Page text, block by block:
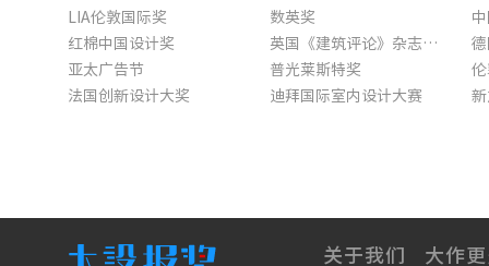
LIA伦敦国际奖
数英奖
红棉中国设计奖
英国《建筑评论》杂志最佳住宅奖
亚太广告节
普光莱斯特奖
法国创新设计大奖
迪拜国际室内设计大赛
关于我们 大作